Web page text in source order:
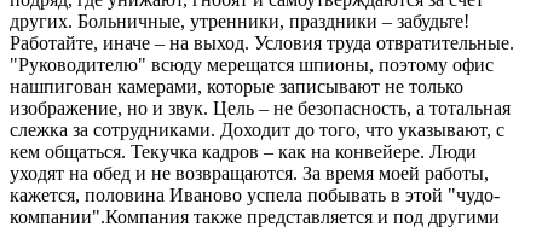
других. Больничные, утренники, праздники – забудьте!
Работайте, иначе – на выход. Условия труда отвратительные.
"Руководителю" всюду мерещатся шпионы, поэтому офис
нашпигован камерами, которые записывают не только
изображение, но и звук. Цель – не безопасность, а тотальная
слежка за сотрудниками. Доходит до того, что указывают, с
кем общаться. Текучка кадров – как на конвейере. Люди
уходят на обед и не возвращаются. За время моей работы,
кажется, половина Иваново успела побывать в этой "чудо-
компании".Компания также представляется и под другими